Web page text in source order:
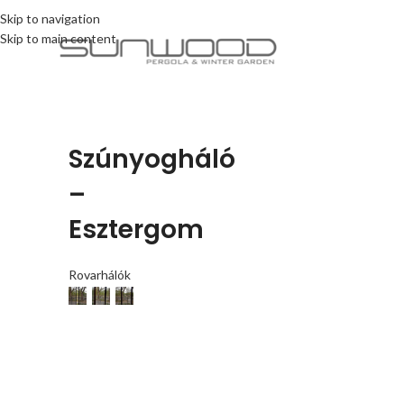
Skip to navigation
Skip to main content
Szúnyogháló
–
Esztergom
Rovarhálók